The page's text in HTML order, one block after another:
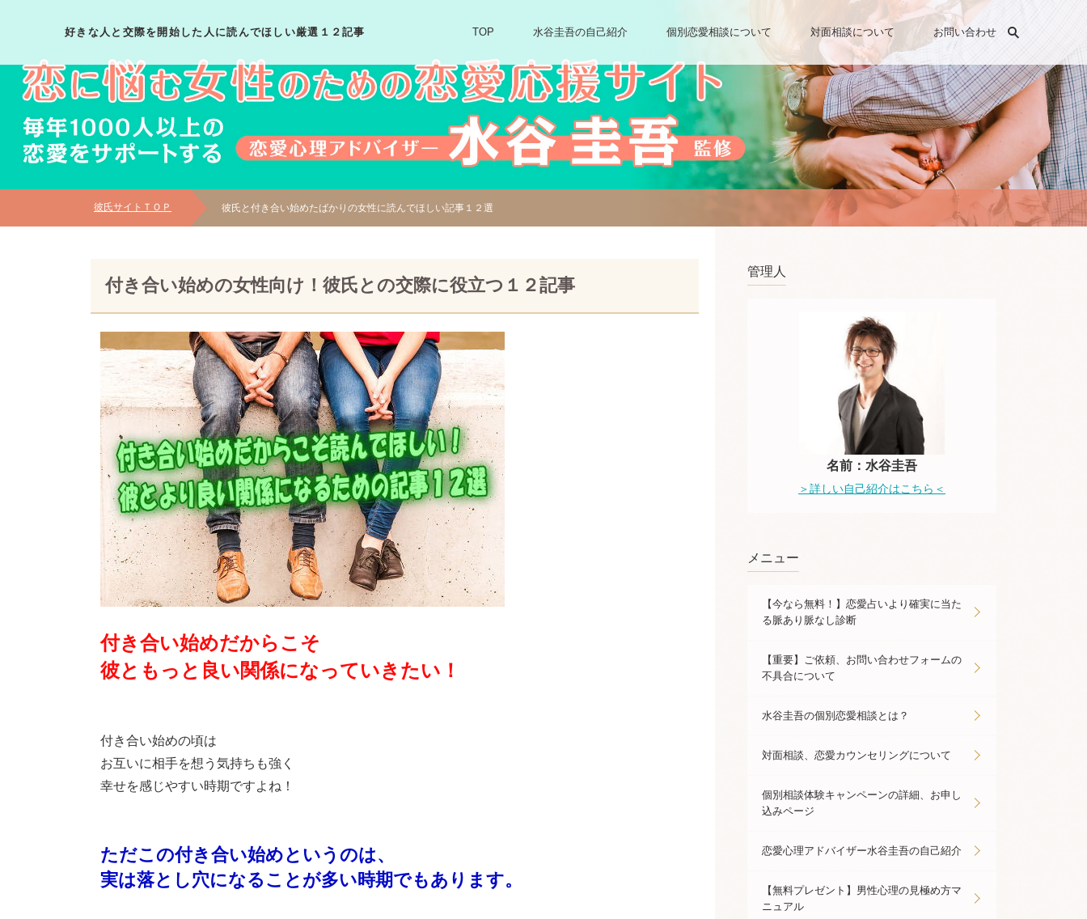
好きな人と交際を開始した人に読んでほしい厳選１２記事 TOP 水谷圭吾の自己紹介 個別恋愛相談について 対面相談について お問い合わせ
彼氏サイトＴＯＰ 彼氏と付き合い始めたばかりの女性に読んでほしい記事１２選
付き合い始めの女性向け！彼氏との交際に役立つ１２記事
付き合い始めだからこそ
彼ともっと良い関係になっていきたい！
付き合い始めの頃は
お互いに相手を想う気持ちも強く
幸せを感じやすい時期ですよね！
ただこの付き合い始めというのは、
実は落とし穴になることが多い時期でもあります。
管理人
名前：水谷圭吾
＞詳しい自己紹介はこちら＜
メニュー
【今なら無料！】恋愛占いより確実に当た
る脈あり脈なし診断
【重要】ご依頼、お問い合わせフォームの
不具合について
水谷圭吾の個別恋愛相談とは？
対面相談、恋愛カウンセリングについて
個別相談体験キャンペーンの詳細、お申し
込みページ
恋愛心理アドバイザー水谷圭吾の自己紹介
【無料プレゼント】男性心理の見極め方マ
ニュアル